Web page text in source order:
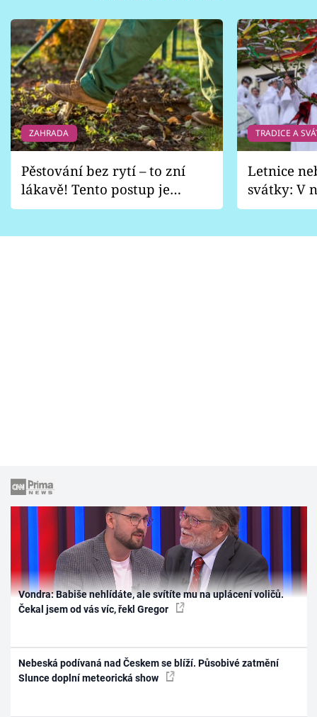
ZAHRADA
Pěstování bez rytí – to zní
lákavě! Tento postup je
vhodný jen pro některé
TRADICE A
Letnice
svátky: V
pondělí
Vondra: Babiše nehlídáte, ale svítíte mu na uplácení voličů.
Čekal jsem od vás víc, řekl Gregor
Nebeská podívaná nad Českem se blíží. Působivé zatmění
Slunce doplní meteorická show